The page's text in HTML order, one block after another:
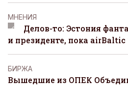
MНЕНИЯ
Делов-то: Эстония
и президенте, пока airBaltic
БИРЖА
Вышедшие из ОПЕК